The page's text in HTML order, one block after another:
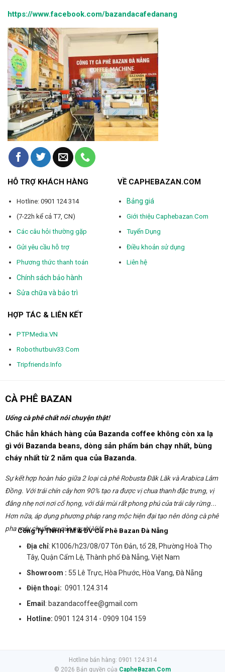
https://www.facebook.com/bazandacafedanang
HỖ TRỢ KHÁCH HÀNG
Hotline: 0901 124 314
(7-22h kể cả T7, CN)
Các câu hỏi thường gặp
Gửi yêu cầu hỗ trợ
Phương thức thanh toán
Chính sách bảo hành
Sửa chữa và bảo trì
VỀ CAPHEBAZAN.COM
Bảng giá
Giới thiệu Caphebazan.Com
Tuyển Dụng
Điều khoản sử dụng
Liên hệ
HỢP TÁC & LIÊN KẾT
PTPMedia.VN
Robothutbuiv33.Com
Tripfriends.Info
CÀ PHÊ BAZAN
Uống cà phê chất nói chuyện thật!
Chắc hẳn khách hàng của Bazanda coffee không còn xa lạ
gì với Bazanda beans, dòng sản phẩm bán chạy nhất, bùng
cháy nhất từ 2 năm qua của Bazanda.
Sự kết hợp hoàn hảo giữa 2 loại cà phê Robusta Đăk Lăk và Arabica Lâm
Đồng. Với trái chín cây hơn 90% tạo ra được vị chua thanh đặc trưng, vị
đắng nhẹ nơi nơi cổ họng, với dải mùi rất phong phú của trái cây rừng...
Hơn nữa, áp dụng phương pháp rang mộc hiện đại tạo nên dòng cà phê
pha máy chuẩn gu của người Việt...
Công Ty TNHH TM & DV Cà Phê Bazan Đà Nẵng
Địa chỉ: K1006/h23/08/07 Tôn Đản, tổ 28, Phường Hoà Thọ
Tây, Quận Cẩm Lệ, Thành phố Đà Nẵng, Việt Nam
Showroom : 55 Lê Trực, Hòa Phước, Hòa Vang, Đà Nẵng
Điện thoại: 0901.124.314
Email : bazandacoffee@gmail.com
Hotline: 0901 124 314 - 0909 104 159
Hotline bán hàng: 0901 124 314
© 2026 Bản quyền của CapheBazan.Com